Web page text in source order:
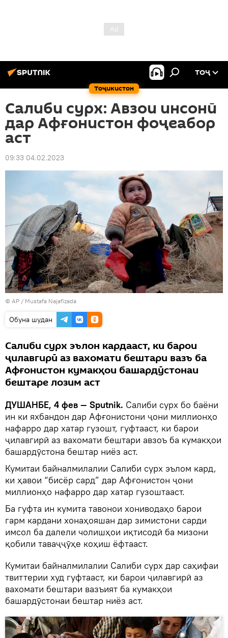
Тоҷикистон
ТОҶ
Салиби cурх: Авзои инсонӣ
дар Афғонистон фоҷеабор
аст
09:33 04.02.2023
© AP / Mustafa Najafizada
Обуна шудан
Салиби сурх эълон кардааст, ки барои
ҷилавгирӣ аз вахомати бештари вазъ ба
Афғонистон кумакҳои башардӯстонаи
бештаре лозим аст
ДУШАНБЕ, 4 фев — Sputnik. Салиби сурх бо баёни
ин ки яхбандон дар Афғонистони ҷони миллионҳо
нафарро дар хатар гузошт, гуфтааст, ки барои
ҷилавгирӣ аз вахомати бештари авзоъ ба кумакҳои
башардӯстона бештар ниёз аст.
Кумитаи байналмилалии Салиби сурх эълом кард,
ки ҳавои “бисёр сард” дар Афғонистон ҷони
миллионҳо нафарро дар хатар гузоштааст.
Ба гуфта ин кумита тавонои хониводаҳо барои
гарм кардани хонаҳояшан дар зимистони сарди
имсол ба далели чолишҳои иқтисодӣ ба мизони
қобили таваҷҷӯҳе коҳиш ёфтааст.
Кумитаи байналмилалии Салиби сурх дар саҳифаи
твиттерии худ гуфтааст, ки барои ҷилавгирӣ аз
вахомати бештари вазъият ба кумакҳои
башардӯстонаи бештар ниёз аст.